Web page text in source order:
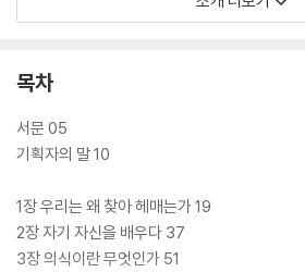
크리슈나무르티의 가르침 중 가장 핵심적이
다룬다. 공포, 쾌락, 슬픔,관계, 사랑, 죽음, 명
그는 묻는다. 우리가 알고 있다고 믿는 것들, 기
든 사유는 과거의 산물이며 낡은 것이라고. 두
오고 미래를 투사하는 데서 생겨나며 쾌락을
다고. 관계를 파괴하는 것은 상대가 아니라 상
목차
서문 05
기획자의 말 10
1장 우리는 왜 찾아 헤매는가 19
2장 자기 자신을 배우다 37
3장 의식이란 무엇인가 51